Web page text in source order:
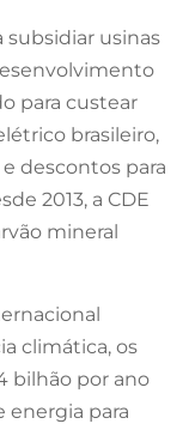
subsidiar usinas
para custear
brasileiro,
descontos para
2013, a CDE
mineral
climática, os
bilhão por ano
energia para